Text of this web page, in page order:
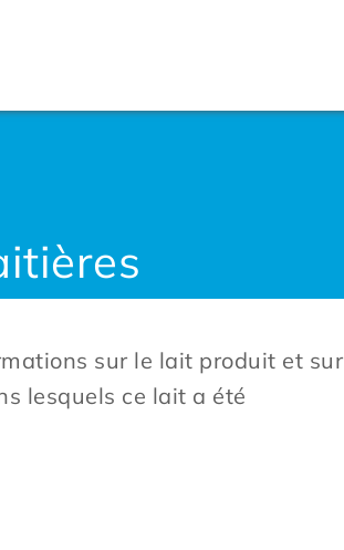
sur le lait produit et sur
lesquels ce lait a été